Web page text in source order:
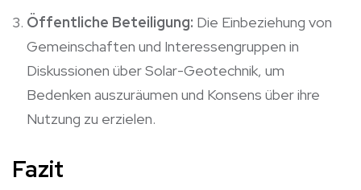
Öffentliche Beteiligung: Die Einbeziehung von
Gemeinschaften und Interessengruppen in
Diskussionen über Solar-Geotechnik, um
Bedenken auszuräumen und Konsens über ihre
Nutzung zu erzielen.
Fazit